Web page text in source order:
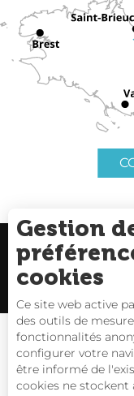
Charte
Espace Pro
Gestion
cookies
Ce site web active
des outils de
fonctionnalités
configurer votre
être informé de
cookies ne